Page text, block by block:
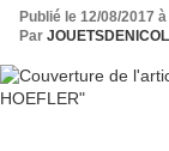
Publié le 12/08/2017
Par